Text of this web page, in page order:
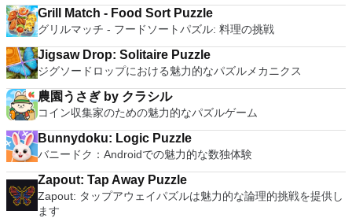
Grill Match - Food Sort Puzzle
グリルマッチ - フードソートパズル: 料理の挑戦
Jigsaw Drop: Solitaire Puzzle
ジグソードロップにおける魅力的なパズルメカニクス
農園うさぎ by クラシル
コイン収集家のための魅力的なパズルゲーム
Bunnydoku: Logic Puzzle
バニードク：Androidでの魅力的な数独体験
Zapout: Tap Away Puzzle
Zapout: タップアウェイパズルは魅力的な論理的挑戦を提供し
ます